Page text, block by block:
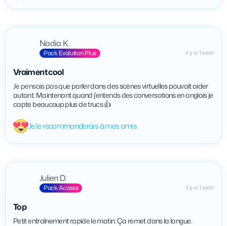
Nadia K.
Pack Evolution Plus il y a 1 sem
Vraiment cool
Je pensais pas que parler dans des scènes virtuelles pouvait aider
autant. Maintenant quand j’entends des conversations en anglais je
capte beaucoup plus de trucs 👍
Je le recommanderais à mes amis
Julien D.
Pack Access il y a 1 sem
Top
Petit entraînement rapide le matin. Ça remet dans la langue.